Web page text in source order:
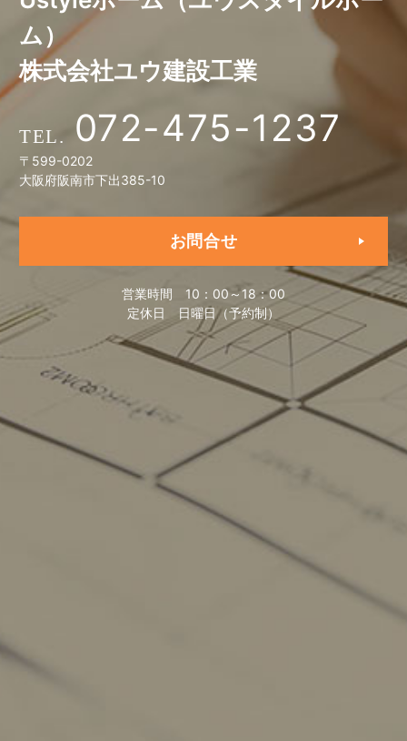
ム）
株式会社ユウ建設工業
072-475-1237
〒599-0202
大阪府阪南市下出385-10
お問合せ
営業時間 10：00～18：00
定休日
日曜日（予約制）